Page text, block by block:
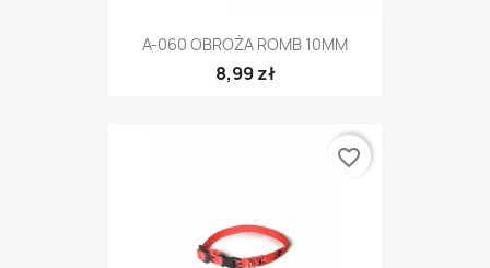
A-060 OBROŻA ROMB 10MM
8,99 zł
favorite_border